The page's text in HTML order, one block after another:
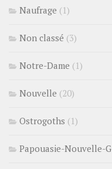
Naufrage (1)
Non classé (3)
Notre-Dame (1)
Nouvelle (20)
Ostrogoths (1)
Papouasie-Nouvelle-